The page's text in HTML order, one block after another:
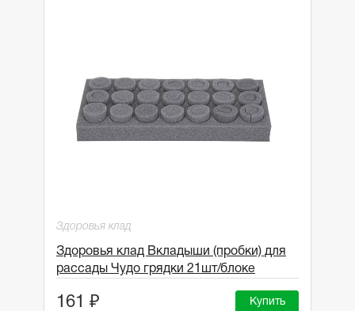
Здоровья клад
Здоровья клад Вкладыши (пробки) для
рассады Чудо грядки 21шт/блоке
161 ₽ Купить